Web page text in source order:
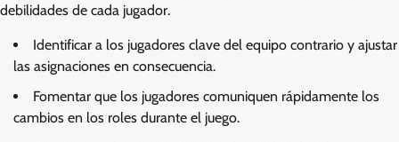
debilidades de cada jugador.
Identificar a los jugadores clave del equipo contrario y ajustar
las asignaciones en consecuencia.
Fomentar que los jugadores comuniquen rápidamente los
cambios en los roles durante el juego.